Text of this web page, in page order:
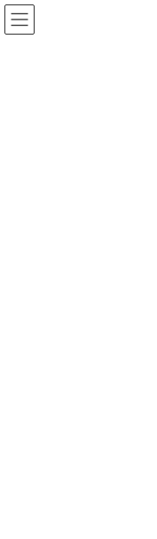
コ
ン
ナ
ビ